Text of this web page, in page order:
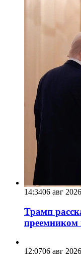
14:3406 авг 2026
Трамп
преемником
12:0706 авг 2026